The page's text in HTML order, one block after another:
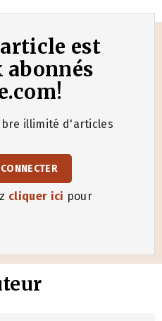
est
abonnés
illimité d'articles
cliquer ici pour